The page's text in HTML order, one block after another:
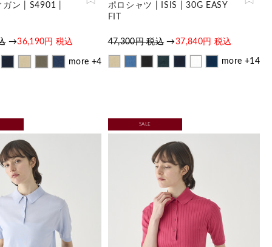
ガン | S4901 |
→36,190円 税込
more +4
ポロシャツ | ISIS | 30G EASY
FIT
47,300円 税込→37,840円 税込
more +14
SALE